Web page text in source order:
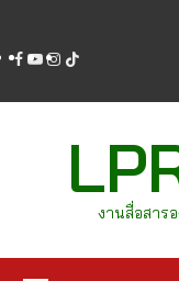
content
facebook
youtube
instagram
tiktok
งานสื่อสาร